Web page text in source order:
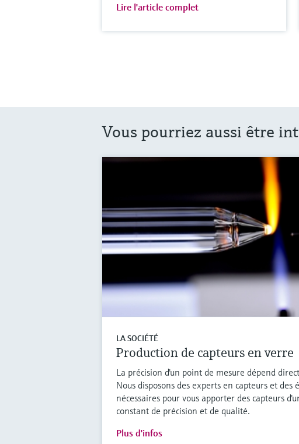
Lire l'article complet
Vous pourriez aussi être
LA SOCIÉTÉ
Production de capteurs en verre
La précision d'un point de mesure dépend
Nous disposons des experts en capteurs et des
nécessaires pour vous apporter des capteurs
constant de précision et de qualité.
Plus d'infos